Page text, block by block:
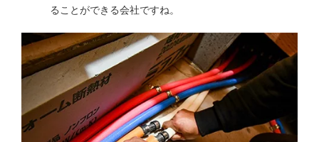
ることができる会社ですね。